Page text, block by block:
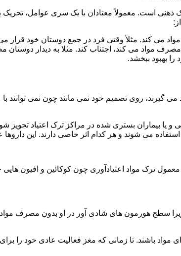
ذهنی است. معمولاً معتادان با یک سری عوامل،
کند. مثلاً وقتی فرد در جمع دوستان خود قرار می
مصرف مواد می کند، اجتناب کند. مثلا به دیدار
را بهبود ببخشد.
گیرند، روی تصمیم خود نمی مانند چون نمی توانند با
یا بیماران بستری شده در مراکز ترک اعتیاد تجویز
می شوند و هر کدام اثر خاصی دارند. این داروها
ترک مواد اعتیادآوری چون کوکائین و افیون هایی
سطح هورمون های شادی آور در او بدون مصرف
باشند. تا زمانی که مغز فعالیت عادی خود را